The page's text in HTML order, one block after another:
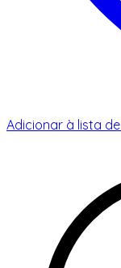
Adicionar à lista